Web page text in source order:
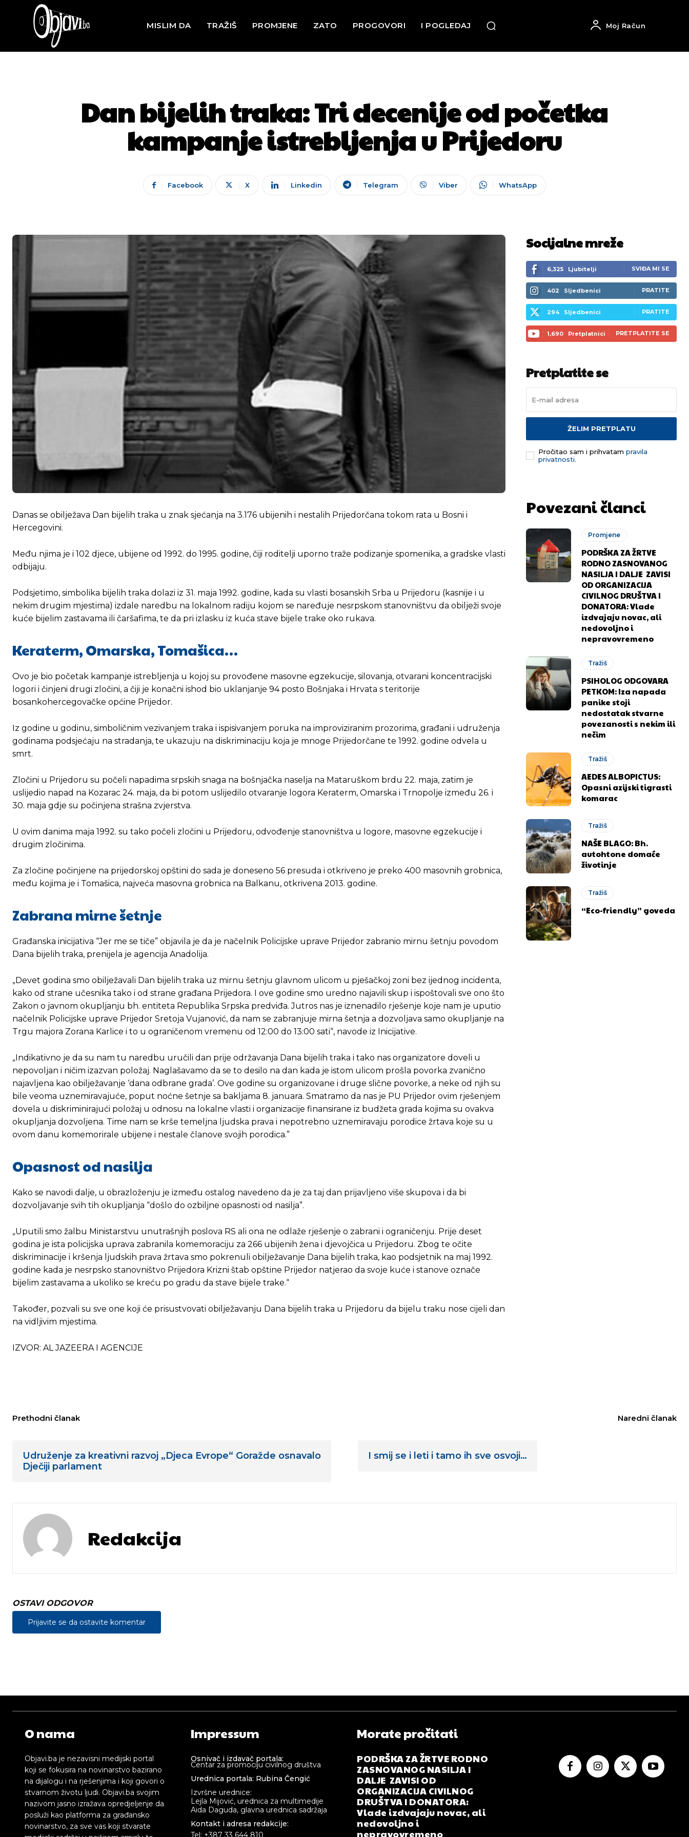
Ovim putem želimo da vam se zahvalimo što ste odlučili da pustite Vašu priču da živi, Redakcija Objavi.ba
Ovim putem želimo da vam se zahvalimo što ste odlučili da pustite Vašu priču da živi, Redakcija Objavi.ba
MISLIM DA TRAŽIŠ PROMJENE ZATO PROGOVORI I POGLEDAJ Moj Račun
Dan bijelih traka: Tri decenije od početka
kampanje istrebljenja u Prijedoru
Facebook X Linkedin Telegram Viber WhatsApp
Danas se obilježava Dan bijelih traka u znak sjećanja na 3.176 ubijenih i nestalih Prijedorčana tokom rata u Bosni i
Hercegovini.
Među njima je i 102 djece, ubijene od 1992. do 1995. godine, čiji roditelji uporno traže podizanje spomenika, a gradske vlasti
odbijaju.
Podsjetimo, simbolika bijelih traka dolazi iz 31. maja 1992. godine, kada su vlasti bosanskih Srba u Prijedoru (kasnije i u
nekim drugim mjestima) izdale naredbu na lokalnom radiju kojom se naređuje nesrpskom stanovništvu da obilježi svoje
kuće bijelim zastavama ili čaršafima, te da pri izlasku iz kuća stave bijele trake oko rukava.
Keraterm, Omarska, Tomašica…
Ovo je bio početak kampanje istrebljenja u kojoj su provođene masovne egzekucije, silovanja, otvarani koncentracijski
logori i činjeni drugi zločini, a čiji je konačni ishod bio uklanjanje 94 posto Bošnjaka i Hrvata s teritorije
bosankohercegovačke općine Prijedor.
Iz godine u godinu, simboličnim vezivanjem traka i ispisivanjem poruka na improviziranim prozorima, građani i udruženja
godinama podsjećaju na stradanja, te ukazuju na diskriminaciju koja je mnoge Prijedorčane te 1992. godine odvela u
smrt.
Zločini u Prijedoru su počeli napadima srpskih snaga na bošnjačka naselja na Mataruškom brdu 22. maja, zatim je
uslijedio napad na Kozarac 24. maja, da bi potom uslijedilo otvaranje logora Keraterm, Omarska i Trnopolje između 26. i
30. maja gdje su počinjena strašna zvjerstva.
U ovim danima maja 1992. su tako počeli zločini u Prijedoru, odvođenje stanovništva u logore, masovne egzekucije i
drugim zločinima.
Za zločine počinjene na prijedorskoj opštini do sada je doneseno 56 presuda i otkriveno je preko 400 masovnih grobnica,
među kojima je i Tomašica, najveća masovna grobnica na Balkanu, otkrivena 2013. godine.
Zabrana mirne šetnje
Građanska inicijativa “Jer me se tiče” objavila je da je načelnik Policijske uprave Prijedor zabranio mirnu šetnju povodom
Dana bijelih traka, prenijela je agencija Anadolija.
„Devet godina smo obilježavali Dan bijelih traka uz mirnu šetnju glavnom ulicom u pješačkoj zoni bez ijednog incidenta,
kako od strane učesnika tako i od strane građana Prijedora. I ove godine smo uredno najavili skup i ispoštovali sve ono što
Zakon o javnom okupljanju bh. entiteta Republika Srpska predviđa. Jutros nas je iznenadilo rješenje koje nam je uputio
načelnik Policijske uprave Prijedor Sretoja Vujanović, da nam se zabranjuje mirna šetnja a dozvoljava samo okupljanje na
Trgu majora Zorana Karlice i to u ograničenom vremenu od 12:00 do 13:00 sati“, navode iz Inicijative.
„Indikativno je da su nam tu naredbu uručili dan prije održavanja Dana bijelih traka i tako nas organizatore doveli u
nepovoljan i ničim izazvan položaj. Naglašavamo da se to desilo na dan kada je istom ulicom prošla povorka zvanično
najavljena kao obilježavanje ‘dana odbrane grada’. Ove godine su organizovane i druge slične povorke, a neke od njih su
bile veoma uznemiravajuće, poput noćne šetnje sa bakljama 8. januara. Smatramo da nas je PU Prijedor ovim rješenjem
dovela u diskriminirajući položaj u odnosu na lokalne vlasti i organizacije finansirane iz budžeta grada kojima su ovakva
okupljanja dozvoljena. Time nam se krše temeljna ljudska prava i nepotrebno uznemiravaju porodice žrtava koje su u
ovom danu komemorirale ubijene i nestale članove svojih porodica.”
Opasnost od nasilja
Kako se navodi dalje, u obrazloženju je između ostalog navedeno da je za taj dan prijavljeno više skupova i da bi
dozvoljavanje svih tih okupljanja “došlo do ozbiljne opasnosti od nasilja”.
„Uputili smo žalbu Ministarstvu unutrašnjih poslova RS ali ona ne odlaže rješenje o zabrani i ograničenju. Prije deset
godina je ista policijska uprava zabranila komemoraciju za 266 ubijenih žena i djevojčica u Prijedoru. Zbog te očite
diskriminacije i kršenja ljudskih prava žrtava smo pokrenuli obilježavanje Dana bijelih traka, kao podsjetnik na maj 1992.
godine kada je nesrpsko stanovništvo Prijedora Krizni štab opštine Prijedor natjerao da svoje kuće i stanove označe
bijelim zastavama a ukoliko se kreću po gradu da stave bijele trake.“
Također, pozvali su sve one koji će prisustvovati obilježavanju Dana bijelih traka u Prijedoru da bijelu traku nose cijeli dan
na vidljivim mjestima.
IZVOR: AL JAZEERA I AGENCIJE
Socijalne mreže
6,325 Ljubitelji SVIĐA MI SE
402 Sljedbenici PRATITE
294 Sljedbenici PRATITE
1,690 Pretplatnici PRETPLATITE SE
Pretplatite se
ŽELIM PRETPLATU
Pročitao sam i prihvatam pravila
privatnosti.
Povezani članci
Promjene
PODRŠKA ZA ŽRTVE
RODNO ZASNOVANOG
NASILJA I DALJE ZAVISI
OD ORGANIZACIJA
CIVILNOG DRUŠTVA I
DONATORA: Vlade
izdvajaju novac, ali
nedovoljno i
nepravovremeno
Tražiš
PSIHOLOG ODGOVARA
PETKOM: Iza napada
panike stoji
nedostatak stvarne
povezanosti s nekim ili
nečim
Tražiš
AEDES ALBOPICTUS:
Opasni azijski tigrasti
komarac
Tražiš
NAŠE BLAGO: Bh.
autohtone domaće
životinje
Tražiš
“Eco-friendly” goveda
Prethodni članak
Udruženje za kreativni razvoj „Djeca Evrope“ Goražde osnavalo
Dječiji parlament
Naredni članak
I smij se i leti i tamo ih sve osvoji…
Redakcija
OSTAVI ODGOVOR
Prijavite se da ostavite komentar
O nama
Objavi.ba je nezavisni medijski portal
koji se fokusira na novinarstvo bazirano
na dijalogu i na rješenjima i koji govori o
stvarnom životu ljudi. Objavi.ba svojim
nazivom jasno izražava opredjeljenje da
posluži kao platforma za građansko
novinarstvo, za sve vas koji stvarate
Impressum
Osnivač i izdavač portala:
Centar za promociju civilnog društva
Urednica portala: Rubina Čengić
Izvršne urednice:
Lejla Mijović, urednica za multimedije
Aida Daguda, glavna urednica sadržaja
Kontakt i adresa redakcije:
Tel: +387 33 644 810
Morate pročitati
PODRŠKA ZA ŽRTVE RODNO
ZASNOVANOG NASILJA I
DALJE ZAVISI OD
ORGANIZACIJA CIVILNOG
DRUŠTVA I DONATORA:
Vlade izdvajaju novac, ali
nedovoljno i
nepravovremeno